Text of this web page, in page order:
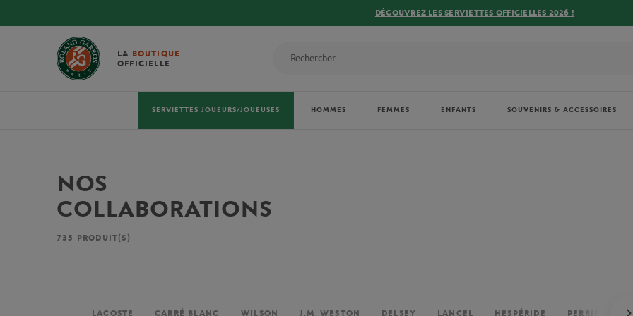
DÉCOUVREZ LES SERVIETTES OFFICIELLES 2026 !
LA BOUTIQUE
OFFICIELLE
SERVIETTES JOUEURS/JOUEUSES HOMMES FEMMES ENFANTS SOUVENIRS & ACCESSOIRES
NOS
COLLABORATIONS
735 PRODUIT(S)
LACOSTE CARRÉ BLANC WILSON J.M. WESTON DELSEY LANCEL HESPÉRIDE PERRIER